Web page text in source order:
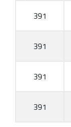
391
391
391
391